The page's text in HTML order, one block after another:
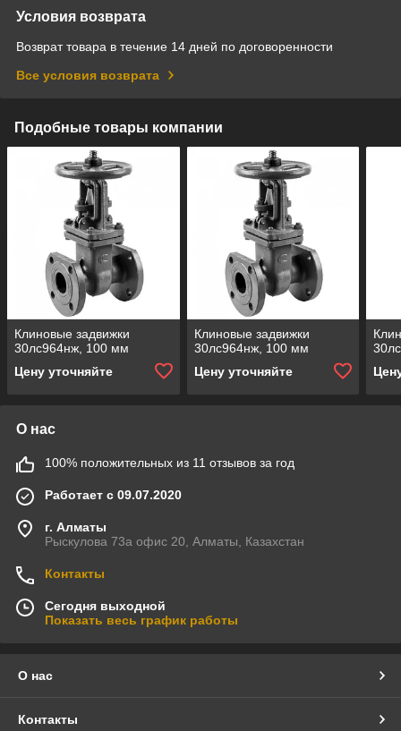
Условия возврата
Возврат товара в течение 14 дней по договоренности
Все условия возврата
Подобные товары компании
Клиновые задвижки
30лс964нж, 100 мм
Цену уточняйте
Клиновые задвижки
30лс964нж, 100 мм
Цену уточняйте
О нас
100% положительных из 11 отзывов за год
Работает с 09.07.2020
г. Алматы
Рыскулова 73а офис 20, Алматы, Казахстан
Контакты
Сегодня выходной
Показать весь график работы
О нас
Контакты